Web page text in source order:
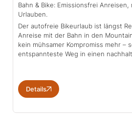
Bahn & Bike: Emissionsfrei Anreisen,
Urlauben.
Der autofreie Bikeurlaub ist längst
Anreise mit der Bahn in den
kein mühsamer Kompromiss mehr –
entspannteste Weg in einen
Details